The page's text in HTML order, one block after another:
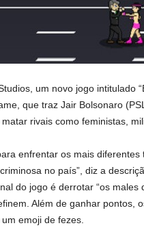
um novo jogo intitulado
que traz Jair Bolsonaro
rivais como feministas,
enfrentar os mais
no país”, diz a
do jogo é derrotar “os males
Além de ganhar pontos,
emoji de fezes.